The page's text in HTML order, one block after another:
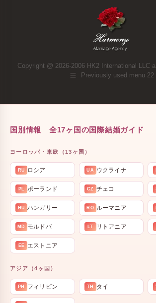
Copyright @ 2026-2006 HK2 International LLC
Previously used menu 22
国別情報 全17ヶ国の国際結婚ガイド
ヨーロッパ・東欧（13ヶ国）
RU ロシア UA ウクライナ
PL ポーランド CZ チェコ
HU ハンガリー RO ルーマニア
MD モルドバ LT リトアニア
EE エストニア
アジア（4ヶ国）
PH フィリピン TH タイ